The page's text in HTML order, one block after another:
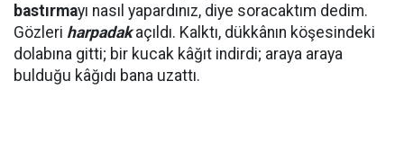
bastırmayı nasıl yapardınız, diye soracaktım dedim.
Gözleri harpadakaçıldı. Kalktı, dükkânın köşesindeki
dolabına gitti; bir kucak kâğıt indirdi; araya araya
bulduğu kâğıdı bana uzattı.